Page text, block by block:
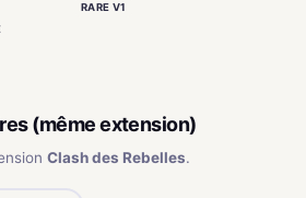
RARE V1
(même extension)
Clash des Rebelles.